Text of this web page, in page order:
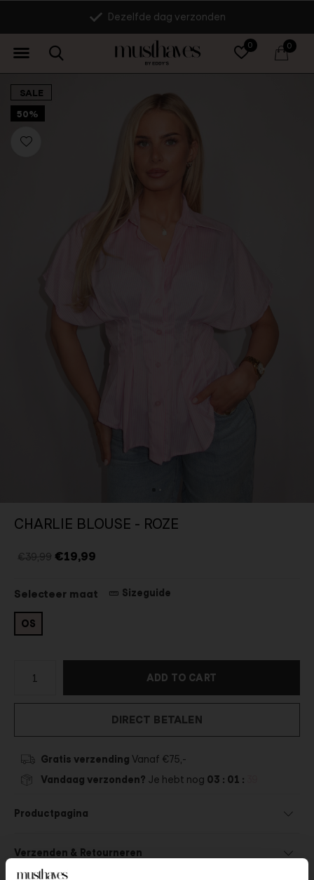
0 0
14 dagen retourrecht
SALE
50%
CHARLIE BLOUSE - ROZE
€39,99 €19,99
Selecteer maat Sizeguide
OS
ADD TO CART
DIRECT BETALEN
Gratis verzending Vanaf €75,-
Vandaag verzonden? Je hebt nog 03 : 01 :
Productpagina
Verzenden & Retourneren